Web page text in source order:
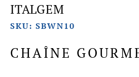
ITALGEM
SKU: SBWN10
CHAÎNE